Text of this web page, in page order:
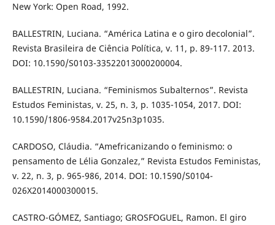
New York: Open Road, 1992.
BALLESTRIN, Luciana. “América Latina e o giro decolonial”.
Revista Brasileira de Ciência Política, v. 11, p. 89-117. 2013.
DOI: 10.1590/S0103-33522013000200004.
BALLESTRIN, Luciana. “Feminismos Subalternos”. Revista
Estudos Feministas, v. 25, n. 3, p. 1035-1054, 2017. DOI:
10.1590/1806-9584.2017v25n3p1035.
CARDOSO, Cláudia. “Amefricanizando o feminismo: o
pensamento de Lélia Gonzalez,” Revista Estudos Feministas,
v. 22, n. 3, p. 965-986, 2014. DOI: 10.1590/S0104-
026X2014000300015.
CASTRO-GÓMEZ, Santiago; GROSFOGUEL, Ramon. El giro